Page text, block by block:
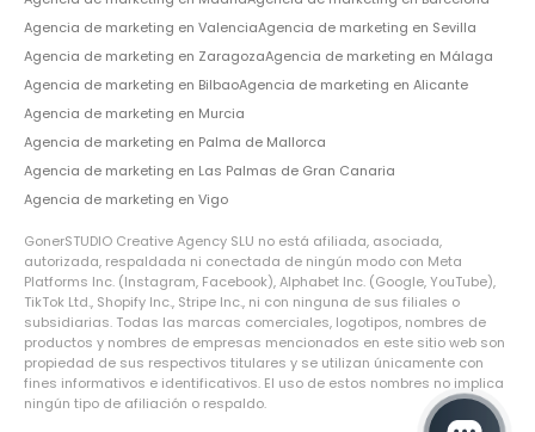
Agencia de marketing en ValenciaAgencia de marketing en Sevilla
Agencia de marketing en ZaragozaAgencia de marketing en Málaga
Agencia de marketing en BilbaoAgencia de marketing en Alicante
Agencia de marketing en Murcia
Agencia de marketing en Palma de Mallorca
Agencia de marketing en Las Palmas de Gran Canaria
Agencia de marketing en Vigo
GonerSTUDIO Creative Agency SLU no está afiliada, asociada,
autorizada, respaldada ni conectada de ningún modo con Meta
Platforms Inc. (Instagram, Facebook), Alphabet Inc. (Google, YouTube),
TikTok Ltd., Shopify Inc., Stripe Inc., ni con ninguna de sus filiales o
subsidiarias. Todas las marcas comerciales, logotipos, nombres de
productos y nombres de empresas mencionados en este sitio web son
propiedad de sus respectivos titulares y se utilizan únicamente con
fines informativos e identificativos. El uso de estos nombres no implica
ningún tipo de afiliación o respaldo.